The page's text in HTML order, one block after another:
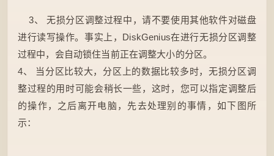
3、 无损分区调整过程中，请不要使用其他软件对磁盘
进行读写操作。事实上，DiskGenius在进行无损分区调整
过程中，会自动锁住当前正在调整大小的分区。
4、 当分区比较大，分区上的数据比较多时，无损分区调
整过程的用时可能会稍长一些，这时，您可以指定调整后
的操作，之后离开电脑，先去处理别的事情，如下图所
示：